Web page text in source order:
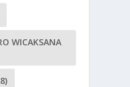
WICAKSANA